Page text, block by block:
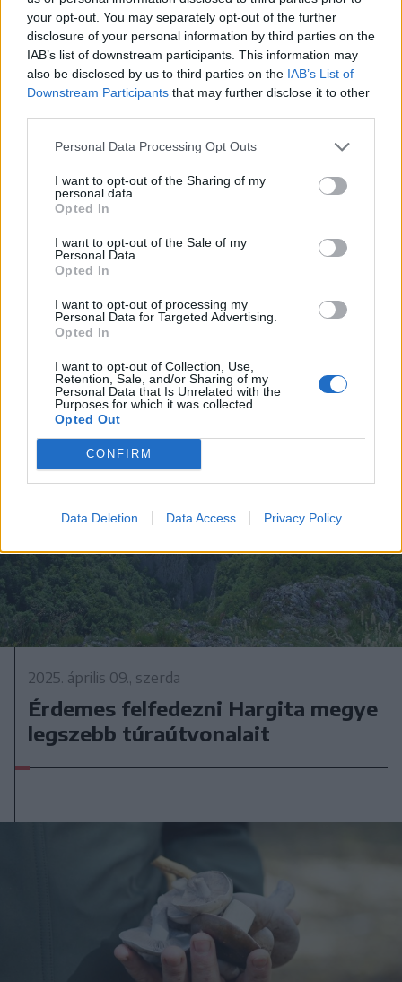
your opt-out. You may separately opt-out of the further
disclosure of your personal information by third parties on the
IAB’s list of downstream participants. This information may
also be disclosed by us to third parties on the IAB’s List of
Downstream Participants that may further disclose it to other
Personal Data Processing Opt Outs
I want to opt-out of the Sharing of my
personal data.
Opted In
I want to opt-out of the Sale of my
Personal Data.
Opted In
I want to opt-out of processing my
Personal Data for Targeted Advertising.
Opted In
I want to opt-out of Collection, Use,
Retention, Sale, and/or Sharing of my
Personal Data that Is Unrelated with the
Purposes for which it was collected.
Opted Out
CONFIRM
Data Deletion Data Access Privacy Policy
2025. május 03., szombat
Ahol a természetből termék
születik
2025. április 09., szerda
Érdemes felfedezni Hargita megye
legszebb túraútvonalait